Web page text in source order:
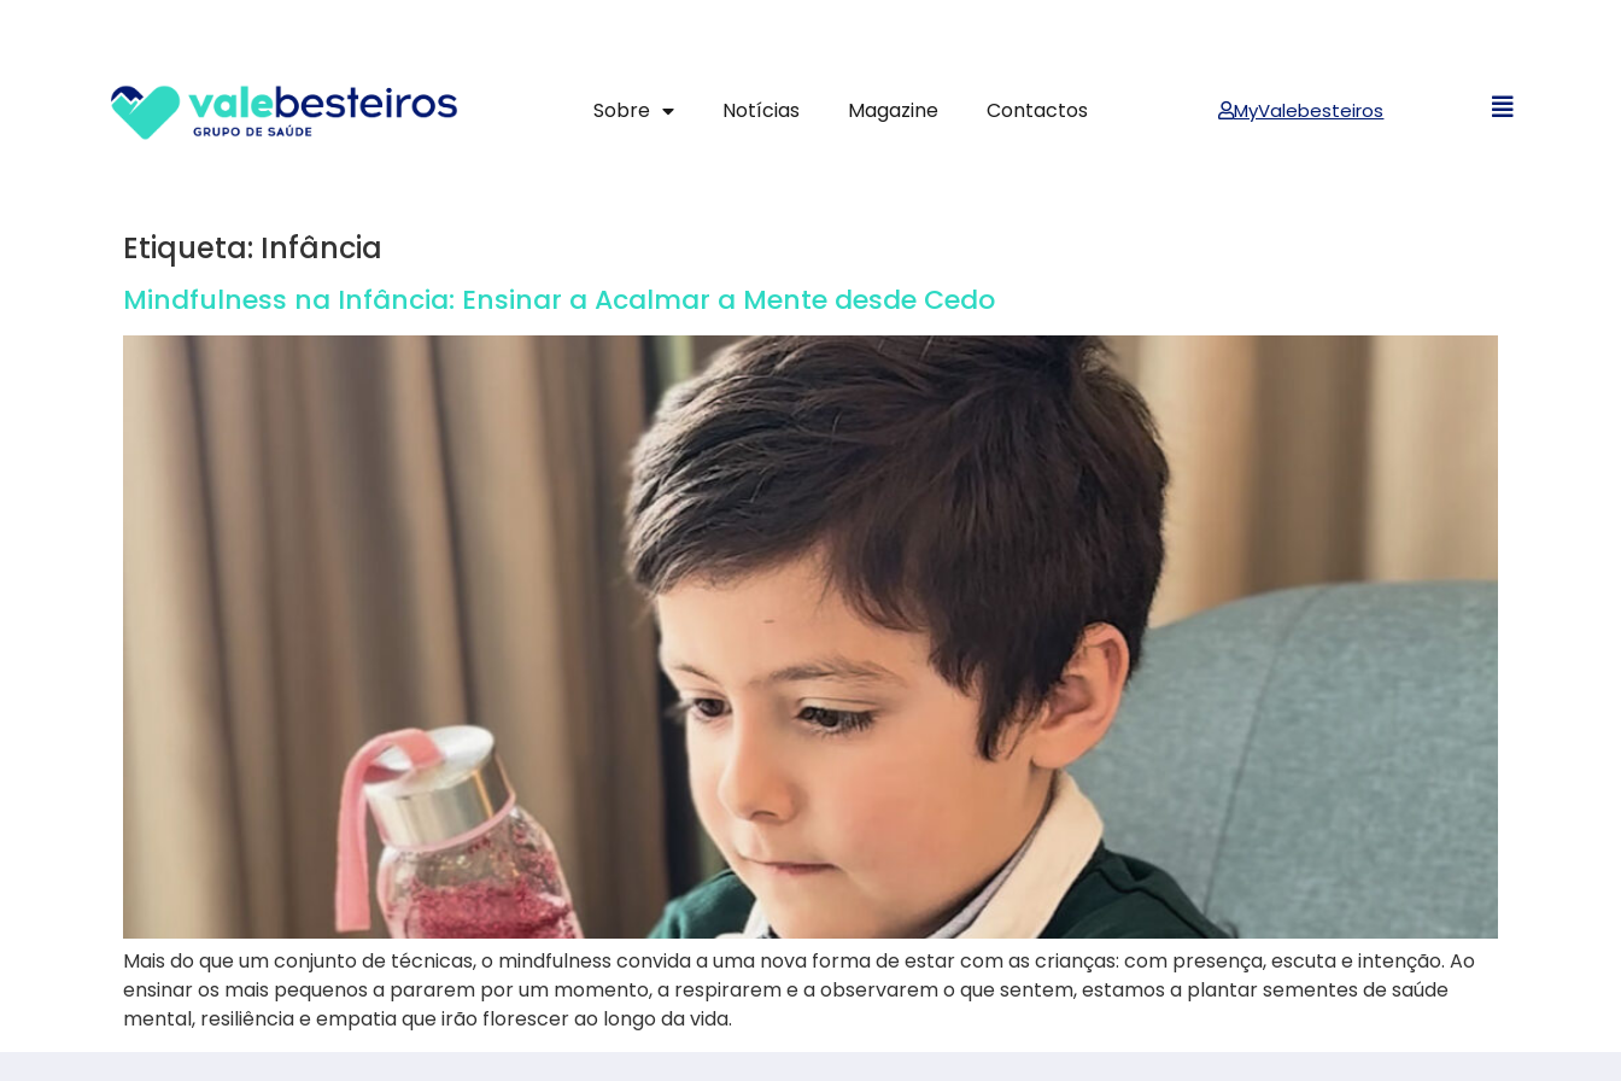
Sobre Notícias Magazine Contactos MyValebesteiros
Etiqueta: Infância
Mindfulness na Infância: Ensinar a Acalmar a Mente desde Cedo
Mais do que um conjunto de técnicas, o mindfulness convida a uma nova forma de estar com as crianças: com presença, escuta e intenção. Ao
ensinar os mais pequenos a pararem por um momento, a respirarem e a observarem o que sentem, estamos a plantar sementes de saúde
mental, resiliência e empatia que irão florescer ao longo da vida.